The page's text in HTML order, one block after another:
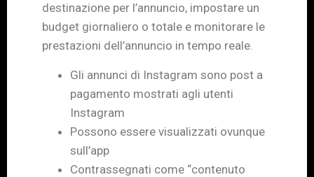
destinazione per l’annuncio, impostare un
budget giornaliero o totale e monitorare le
prestazioni dell’annuncio in tempo reale.
Gli annunci di Instagram sono post a
pagamento mostrati agli utenti
Instagram
Possono essere visualizzati ovunque
sull’app
Contrassegnati come “contenuto